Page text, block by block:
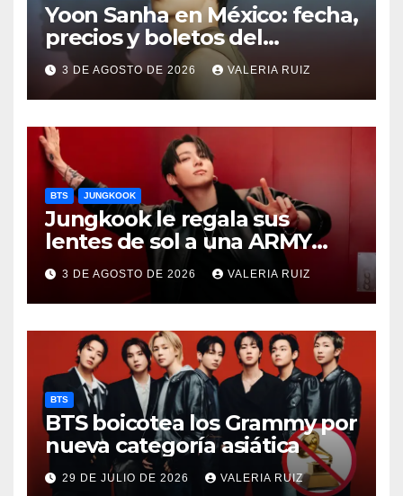
Yoon Sanha en México: fecha,
precios y boletos del
FANCON
3 DE AGOSTO DE 2026 VALERIA RUIZ
BTS JUNGKOOK
Jungkook le regala sus
lentes de sol a una ARMY
durante concierto de BTS
3 DE AGOSTO DE 2026 VALERIA RUIZ
BTS
BTS boicotea los Grammy por
nueva categoría asiática
29 DE JULIO DE 2026 VALERIA RUIZ